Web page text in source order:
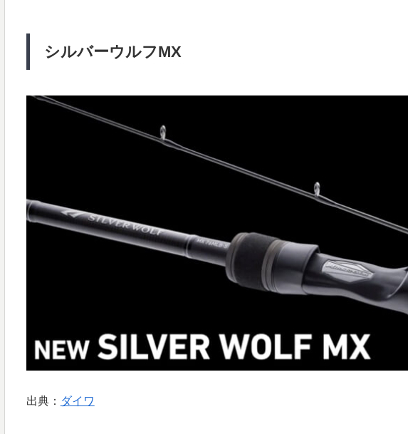
シルバーウルフMX
出典： ダイワ